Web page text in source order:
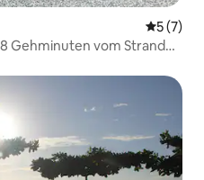
5 (7)
Gehminuten vom Strand